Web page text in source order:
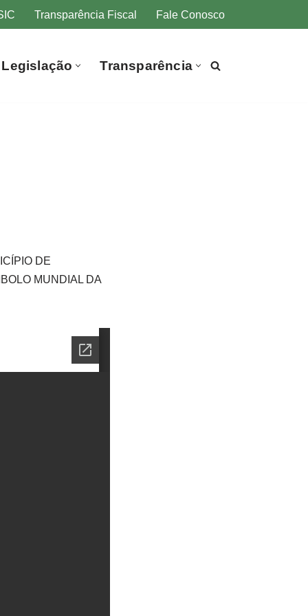
Transparência Fiscal Fale Conosco
Legislação Transparência
DE
MUNDIAL DA